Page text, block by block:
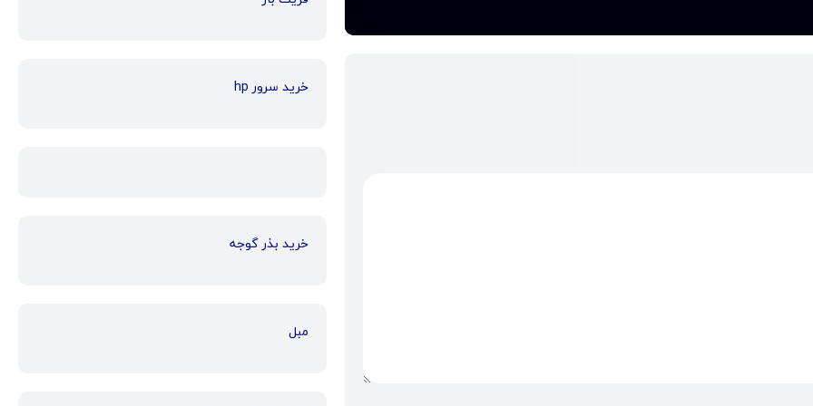
خرید سرور hp
خرید بذر گوجه
مبل